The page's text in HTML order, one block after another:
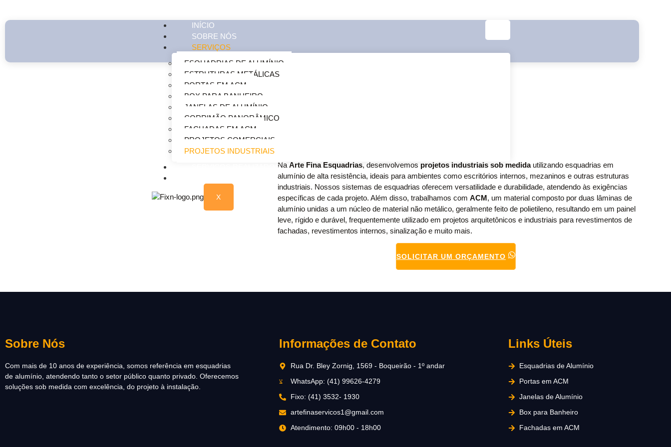
INÍCIO
SOBRE NÓS
SERVIÇOS
ESQUADRIAS DE ALUMÍNIO
ESTRUTURAS METÁLICAS
PORTAS EM ACM
BOX PARA BANHEIRO
JANELAS DE ALUMÍNIO
CORRIMÃO PANORÂMICO
FACHADAS EM ACM
PROJETOS COMERCIAIS
PROJETOS INDUSTRIAIS
SERVIÇOS REALIZADOS
X
Na Arte Fina Esquadrias, desenvolvemos projetos industriais sob medidautilizando esquadrias em
alumínio de alta resistência, ideais para ambientes como escritórios internos, mezaninos e outras estruturas
industriais. Nossos sistemas de esquadrias oferecem versatilidade e durabilidade, atendendo às exigências
específicas de cada projeto. Além disso, trabalhamos com ACM, um material composto por duas lâminas de
alumínio unidas a um núcleo de material não metálico, geralmente feito de polietileno, resultando em um painel
leve, rígido e durável, frequentemente utilizado em projetos arquitetônicos e industriais para revestimentos de
fachadas, revestimentos internos, sinalização e muito mais.
SOLICITAR UM ORÇAMENTO
Sobre Nós
Com mais de 10 anos de experiência, somos referência em esquadrias
de alumínio, atendendo tanto o setor público quanto privado. Oferecemos
soluções sob medida com excelência, do projeto à instalação.
Informações de Contato
Rua Dr. Bley Zornig, 1569 - Boqueirão - 1º andar
WhatsApp: (41) 99626-4279
Fixo: (41) 3532- 1930
artefinaservicos1@gmail.com
Atendimento: 09h00 - 18h00
Links Úteis
Esquadrias de Alumínio
Portas em ACM
Janelas de Alumínio
Box para Banheiro
Fachadas em ACM